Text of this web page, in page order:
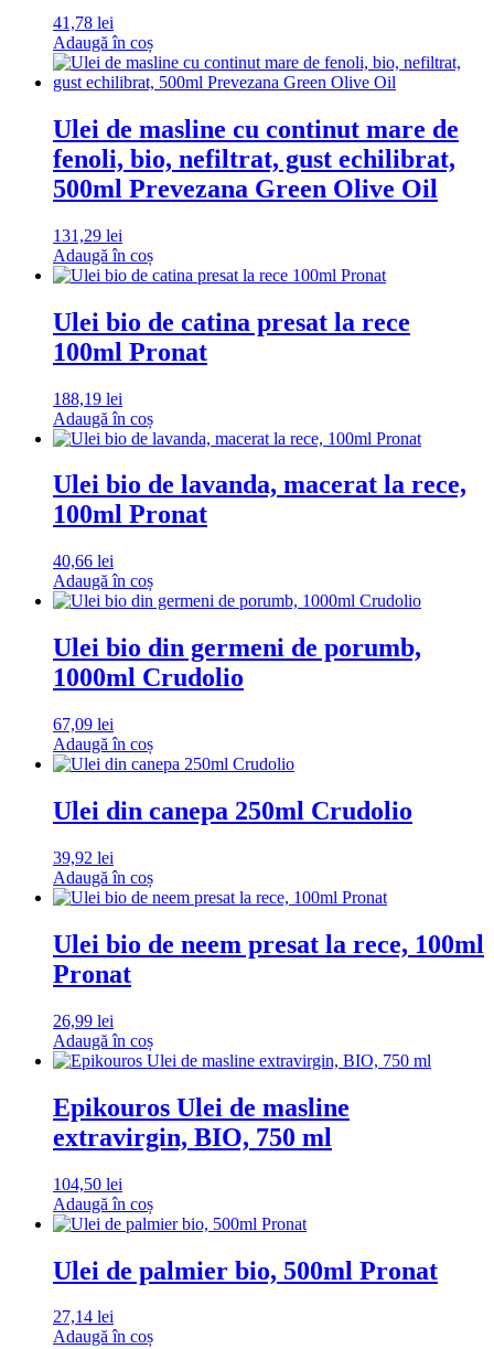
41,78 lei
Adaugă în coș
Ulei de masline cu continut mare de
fenoli, bio, nefiltrat, gust echilibrat,
500ml Prevezana Green Olive Oil
131,29 lei
Adaugă în coș
Ulei bio de catina presat la rece
100ml Pronat
188,19 lei
Adaugă în coș
Ulei bio de lavanda, macerat la rece,
100ml Pronat
40,66 lei
Adaugă în coș
Ulei bio din germeni de porumb,
1000ml Crudolio
67,09 lei
Adaugă în coș
Ulei din canepa 250ml Crudolio
39,92 lei
Adaugă în coș
Ulei bio de neem presat la rece, 100ml
Pronat
26,99 lei
Adaugă în coș
Epikouros Ulei de masline
extravirgin, BIO, 750 ml
104,50 lei
Adaugă în coș
Ulei de palmier bio, 500ml Pronat
27,14 lei
Adaugă în coș